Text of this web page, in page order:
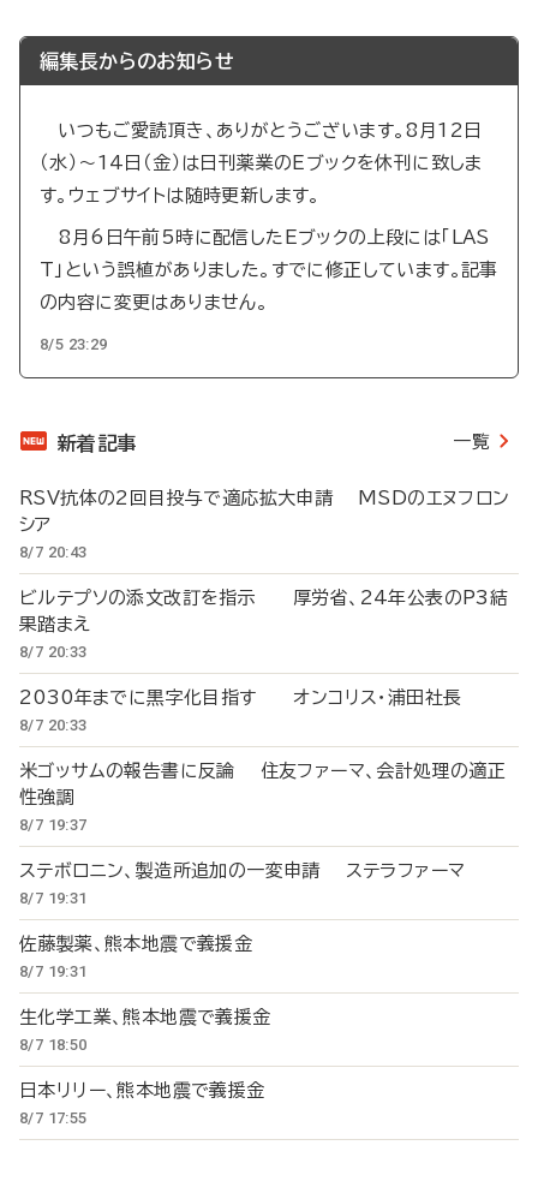
編集長からのお知らせ
いつもご愛読頂き、ありがとうございます。8月12日
（水）～14日（金）は日刊薬業のEブックを休刊に致しま
す。ウェブサイトは随時更新します。
8月6日午前5時に配信したEブックの上段には「LAS
T」という誤植がありました。すでに修正しています。記事
の内容に変更はありません。
8/5 23:29
新着記事 一覧
RSV抗体の2回目投与で適応拡大申請 MSDのエヌフロン
シア
8/7 20:43
ビルテプソの添文改訂を指示 厚労省、24年公表のP3結
果踏まえ
8/7 20:33
2030年までに黒字化目指す オンコリス・浦田社長
8/7 20:33
米ゴッサムの報告書に反論 住友ファーマ、会計処理の適正
性強調
8/7 19:37
ステボロニン、製造所追加の一変申請 ステラファーマ
8/7 19:31
佐藤製薬、熊本地震で義援金
8/7 19:31
生化学工業、熊本地震で義援金
8/7 18:50
日本リリー、熊本地震で義援金
8/7 17:55